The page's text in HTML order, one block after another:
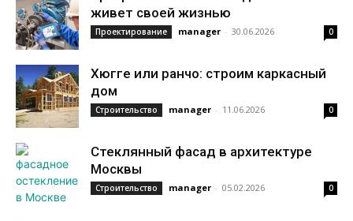
живет своей жизнью
Проектирование manager - 30.06.2026 0
Хюгге или ранчо: строим каркасный
дом
Строительство manager - 11.06.2026 0
Стеклянный фасад в архитектуре
Москвы
Строительство manager - 05.02.2026 0